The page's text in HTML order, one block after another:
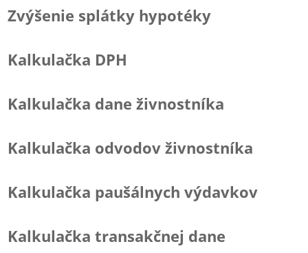
Zvýšenie splátky hypotéky
Kalkulačka DPH
Kalkulačka dane živnostníka
Kalkulačka odvodov živnostníka
Kalkulačka paušálnych výdavkov
Kalkulačka transakčnej dane